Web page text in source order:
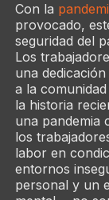
Con la
provocado,
seguridad del
Los
una
a la
la historia
una pandemia
los
labor en
entornos
personal y un